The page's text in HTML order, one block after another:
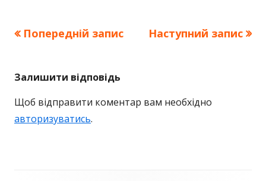
Навігація
Попередня
Попередній запис
Наступна
Наступний запис
Залишити відповідь
Щоб відправити коментар вам необхідно
авторизуватись.